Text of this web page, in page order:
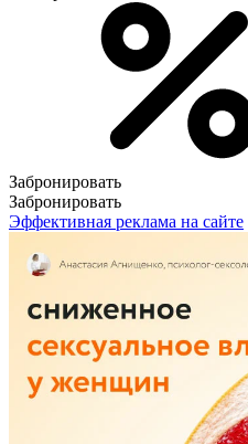
Забронировать
Забронировать
Эффективная реклама на сайте